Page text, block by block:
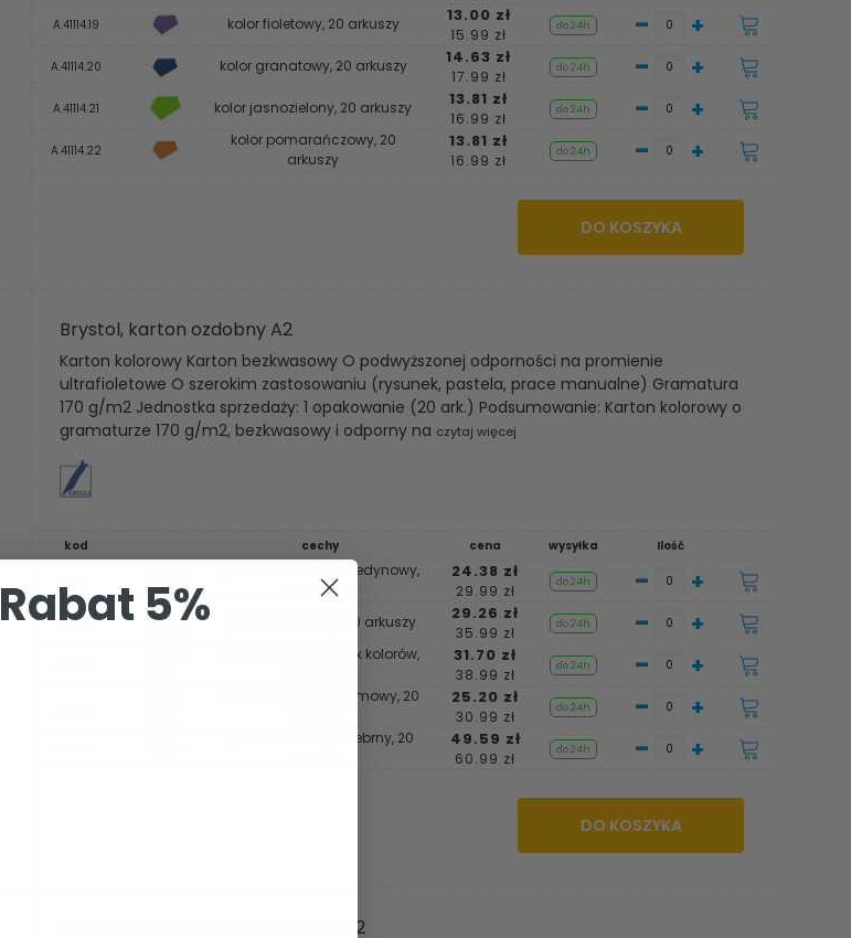
A.41114.19 kolor fioletowy, 20 arkuszy 13.00 zł
15.99 zł do 24h - +
A.41114.20 kolor granatowy, 20 arkuszy 14.63 zł
17.99 zł do 24h - +
A.41114.21 kolor jasnozielony, 20 arkuszy 13.81 zł
16.99 zł do 24h - +
A.41114.22
kolor pomarańczowy, 20
arkuszy
13.81 zł
16.99 zł do 24h - +
DO KOSZYKA
Brystol, karton ozdobny A2
Karton kolorowy Karton bezkwasowy O podwyższonej odporności na promienie
ultrafioletowe O szerokim zastosowaniu (rysunek, pastela, prace manualne) Gramatura
170 g/m2 Jednostka sprzedaży: 1 opakowanie (20 ark.) Podsumowanie: Karton kolorowy o
gramaturze 170 g/m2, bezkwasowy i odporny na czytaj więcej
kod cechy cena wysyłka Ilość
gramatura 170g. seledynowy,
20 arkuszy
24.38 zł
29.99 zł do 24h - +
A.41113.1 gramatura 250g, 20 arkuszy 29.26 zł
35.99 zł do 24h - +
gramatura 170g. mix kolorów,
31.70 zł
38.99 zł do 24h - +
gramatura 170g. kremowy, 20
25.20 zł
30.99 zł do 24h - +
gramatura 170g. srebrny, 20
49.59 zł
60.99 zł do 24h - +
DO KOSZYKA
Brystol Kolorowy Kreska Format A2
Rabat 5%